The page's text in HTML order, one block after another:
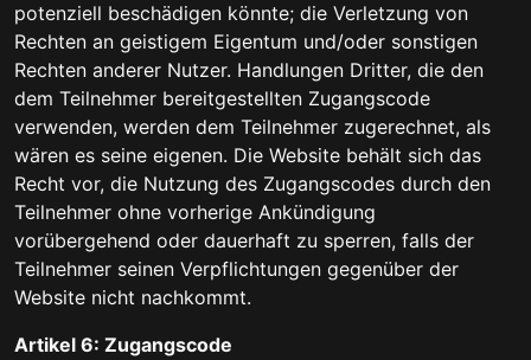
potenziell beschädigen könnte; die Verletzung von
Rechten an geistigem Eigentum und/oder sonstigen
Rechten anderer Nutzer. Handlungen Dritter, die den
dem Teilnehmer bereitgestellten Zugangscode
verwenden, werden dem Teilnehmer zugerechnet, als
wären es seine eigenen. Die Website behält sich das
Recht vor, die Nutzung des Zugangscodes durch den
Teilnehmer ohne vorherige Ankündigung
vorübergehend oder dauerhaft zu sperren, falls der
Teilnehmer seinen Verpflichtungen gegenüber der
Website nicht nachkommt.
Artikel 6: Zugangscode